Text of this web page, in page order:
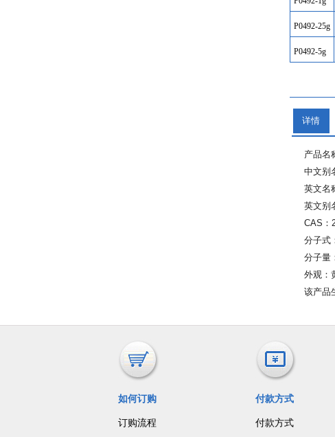
P0492-25g
P0492-5g
详情
产品名
中文别
英文名
英文别
CAS：
分子式
分子量
外观：
该产品
如何订购
订购流程
付款方式
付款方式